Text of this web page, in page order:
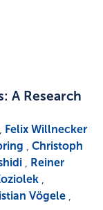
A Research
, Felix Willnecker
,Christoph
, Reiner
,
Vögele ,